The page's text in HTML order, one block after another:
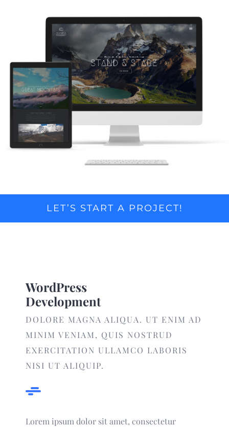
LET’S START A PROJECT!
WordPress
Development
DOLORE MAGNA ALIQUA. UT ENIM AD
MINIM VENIAM, QUIS NOSTRUD
EXERCITATION ULLAMCO LABORIS
NISI UT ALIQUIP.
Lorem ipsum dolor sit amet, consectetur